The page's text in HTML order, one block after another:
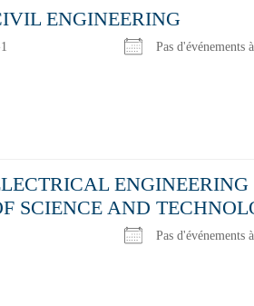
ENGINEERING
Pas d'événements
SCIENCE AND
Pas d'événements